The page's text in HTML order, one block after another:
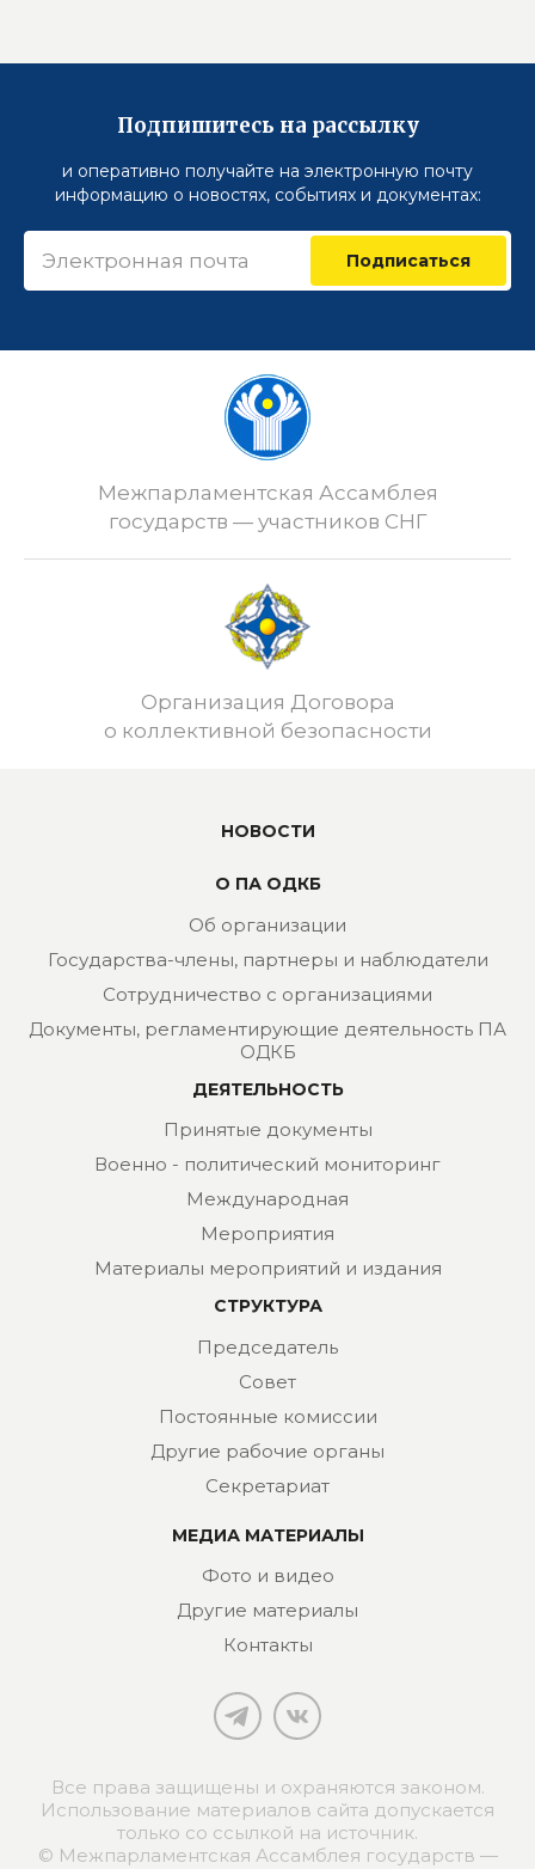
Подпишитесь на рассылку
и оперативно получайте на электронную почту
информацию о новостях, событиях и документах:
Подписаться
Межпарламентская Ассамблея
государств — участников СНГ
Организация Договора
о коллективной безопасности
НОВОСТИ
О ПА ОДКБ
Об организации
Государства-члены, партнеры и наблюдатели
Сотрудничество с организациями
Документы, регламентирующие деятельность ПА
ОДКБ
ДЕЯТЕЛЬНОСТЬ
Принятые документы
Военно - политический мониторинг
Международная
Мероприятия
Материалы мероприятий и издания
СТРУКТУРА
Председатель
Совет
Постоянные комиссии
Другие рабочие органы
Секретариат
МЕДИА МАТЕРИАЛЫ
Фото и видео
Другие материалы
Контакты
Все права защищены и охраняются законом.
Использование материалов сайта допускается
только со ссылкой на источник.
© Межпарламентская Ассамблея государств —